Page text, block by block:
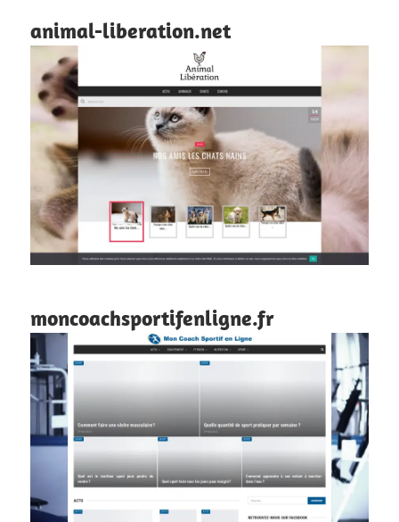
animal-liberation.net
moncoachsportifenligne.fr